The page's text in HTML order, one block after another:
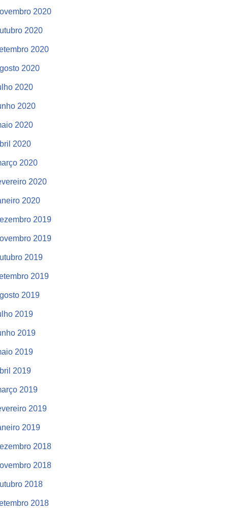
2020
2020
2020
2020
2020
2020
2020
2020
2020
2020
2020
2019
2019
2019
2019
2019
2019
2019
2019
2019
2019
2019
2019
2018
2018
2018
2018